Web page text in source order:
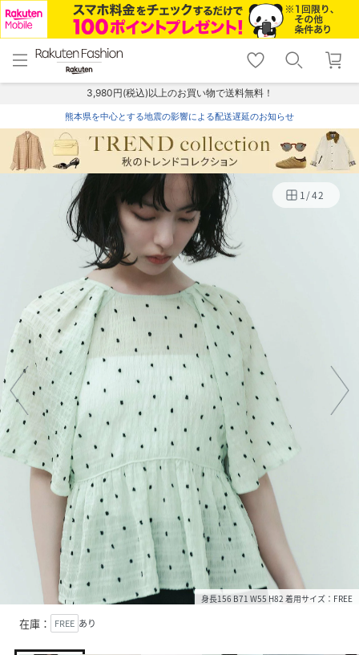
menu home
トップ
shopping_cart lock_outline
ログイン
3,980円(税込)以上のお買い物で送料無料！
熊本県を中心とする地震の影響による配送遅延のお知らせ
1/42
身長156 B71 W55 H82 着用サイズ：FREE
在庫： FREE あり